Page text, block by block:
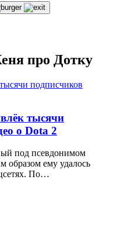
про Дотку
тысячи
о Dota 2
под псевдонимом
образом ему удалось
По…